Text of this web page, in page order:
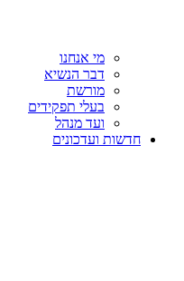
מי אנחנו
דבר הנשיא
מורשת
בעלי תפקידים
ועד מנהל
חדשות ועדכונים